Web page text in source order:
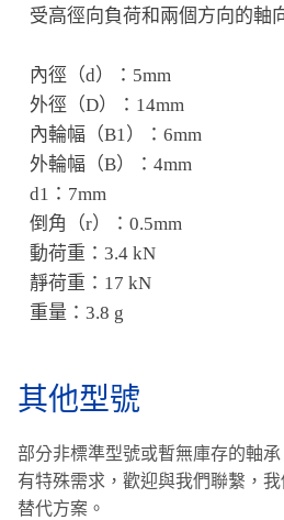
受高徑向負荷和兩個方向的軸
內徑（d）：5mm
外徑（D）：14mm
內輪幅（B1）：6mm
外輪幅（B）：4mm
d1：7mm
倒角（r）：0.5mm
動荷重：3.4 kN
靜荷重：17 kN
重量：3.8 g
其他型號
部分非標準型號或暫無庫存的軸
有特殊需求，歡迎與我們聯繫，
替代方案。